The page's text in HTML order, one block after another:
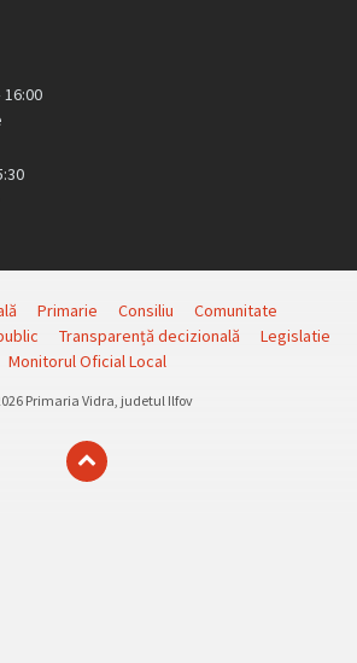
16:00
Primarie Consiliu
Comunitate
Transparență decizională
Legislatie
Monitorul Oficial Local
Primaria Vidra, judetul Ilfov